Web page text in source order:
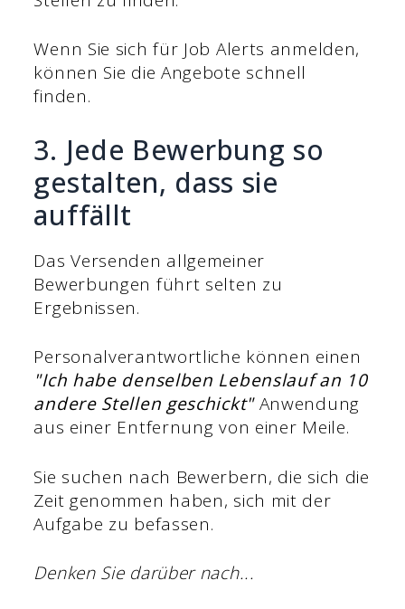
Wenn Sie sich für Job Alerts anmelden,
können Sie die Angebote schnell
finden.
3. Jede Bewerbung so
gestalten, dass sie
auffällt
Das Versenden allgemeiner
Bewerbungen führt selten zu
Ergebnissen.
Personalverantwortliche können einen
"Ich habe denselben Lebenslauf an 10
andere Stellen geschickt"Anwendung
aus einer Entfernung von einer Meile.
Sie suchen nach Bewerbern, die sich die
Zeit genommen haben, sich mit der
Aufgabe zu befassen.
Denken Sie darüber nach...